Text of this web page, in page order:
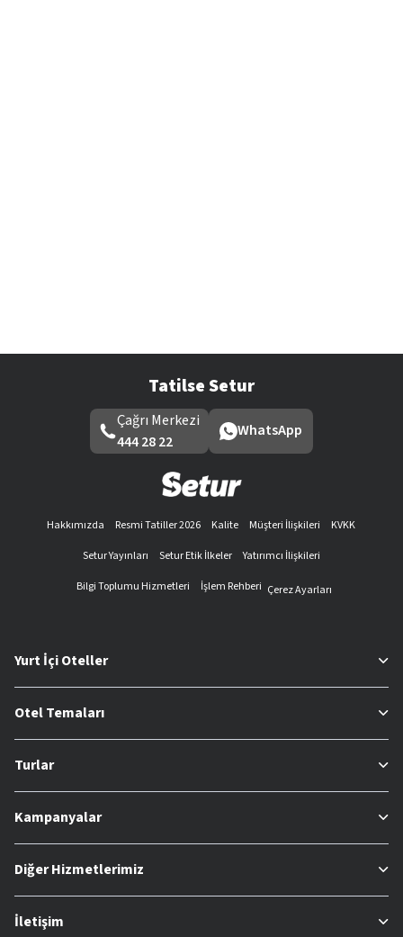
Tatilse Setur
Çağrı Merkezi
444 28 22
WhatsApp
Hakkımızda Resmi Tatiller 2026 Kalite Müşteri İlişkileri
KVKK
Setur Yayınları
Setur Etik İlkeler
Yatırımcı İlişkileri
Bilgi Toplumu Hizmetleri
İşlem Rehberi Çerez Ayarları
Yurt İçi Oteller
Otel Temaları
Turlar
Kampanyalar
Diğer Hizmetlerimiz
İletişim